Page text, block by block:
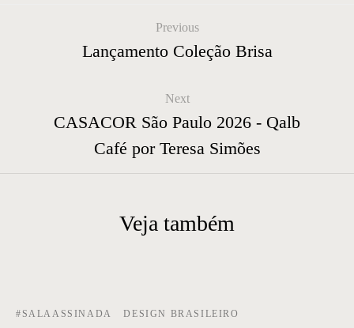
Previous
Lançamento Coleção Brisa
Next
CASACOR São Paulo 2026 - Qalb
Café por Teresa Simões
Veja também
#SALAASSINADA DESIGN BRASILEIRO